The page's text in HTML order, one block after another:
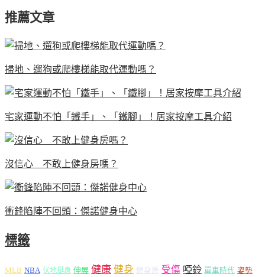
推薦文章
掃地、遛狗或爬樓梯能取代運動嗎？
宅家運動不怕「鐵手」、「鐵腳」！居家按摩工具介紹
沒信心 不敢上健身房嗎？
衝鋒陷陣不回頭：傑諾健身中心
標籤
MLB NBA 伏地挺身 伸展 健康 健身 健身房 受傷 啞鈴 單車時代 姿勢